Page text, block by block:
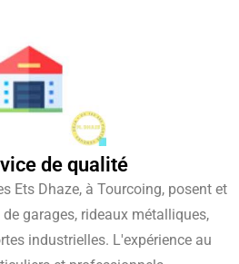
de qualité
Ets Dhaze, à Tourcoing, posent et
garages, rideaux métalliques,
industrielles. L'expérience au